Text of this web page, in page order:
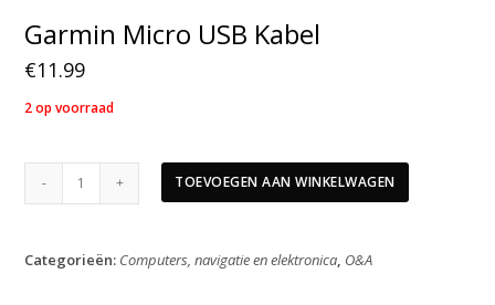
Garmin Micro USB Kabel
€11.99
2 op voorraad
Garmin
aantal
TOEVOEGEN AAN WINKELWAGEN
Categorieën: Computers, navigatie en elektronica, O&A